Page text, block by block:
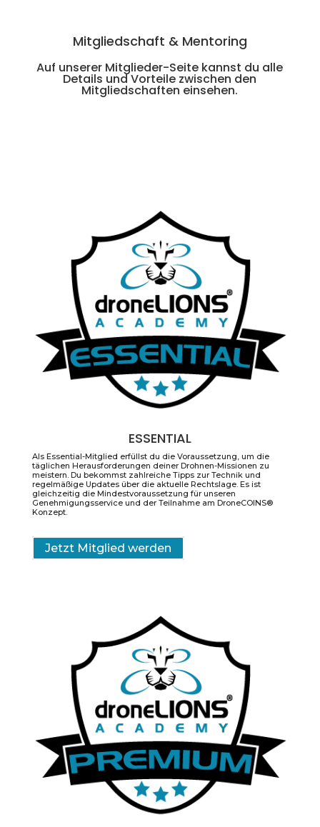
Mitgliedschaft & Mentoring
Auf unserer Mitglieder-Seite kannst du alle
Details und Vorteile zwischen den
Mitgliedschaften einsehen.
ESSENTIAL
Als Essential-Mitglied erfüllst du die Voraussetzung, um die
täglichen Herausforderungen deiner Drohnen-Missionen zu
meistern. Du bekommst zahlreiche Tipps zur Technik und
regelmäßige Updates über die aktuelle Rechtslage. Es ist
gleichzeitig die Mindestvoraussetzung für unseren
Genehmigungsservice und der Teilnahme am DroneCOINS®
Konzept.
Jetzt Mitglied werden